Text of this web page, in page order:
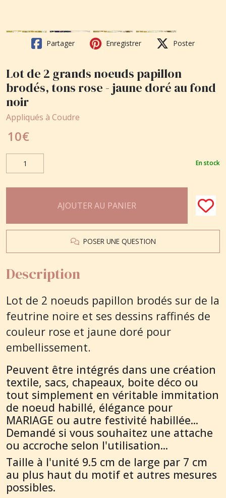
Partager Enregistrer Poster
Lot de 2 grands noeuds papillon
brodés, tons rose - jaune doré au fond
noir
Appliqués à Coudre
10€
En stock
AJOUTER AU PANIER
POSER UNE QUESTION
Description
Lot de 2 noeuds papillon brodés sur de la
feutrine noire et ses dessins raffinés de
couleur rose et jaune doré pour
embellissement.
Peuvent être intégrés dans une création
textile, sacs, chapeaux, boite déco ou
tout simplement en véritable immitation
de noeud habillé, élégance pour
MARIAGE ou autre festivité habillée...
Demandé si vous souhaitez une attache
ou accroche selon l'utilisation...
Taille à l'unité 9.5 cm de large par 7 cm
au plus haut du motif et autres mesures
possibles.